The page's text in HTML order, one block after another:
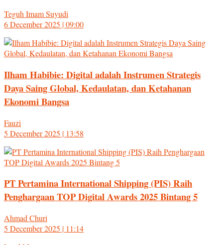
Teguh Imam Suyudi
6 December 2025 | 09:00
Ilham Habibie: Digital adalah Instrumen Strategis
Daya Saing Global, Kedaulatan, dan Ketahanan
Ekonomi Bangsa
Fauzi
5 December 2025 | 13:58
PT Pertamina International Shipping (PIS) Raih
Penghargaan TOP Digital Awards 2025 Bintang 5
Ahmad Churi
5 December 2025 | 11:14